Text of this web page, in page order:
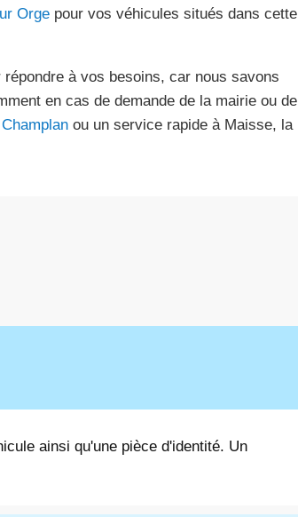
Orgepour vos véhicules situés dans cette
à vos besoins, car nous savons
en cas de demande de la mairie ou de
ou un service rapide à Maisse, la
ainsi qu'une pièce d'identité. Un